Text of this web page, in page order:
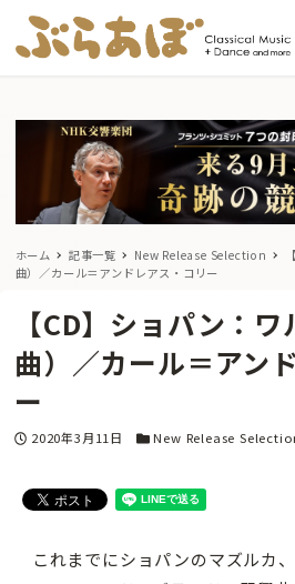
ホーム 記事一覧 New Release Selection
曲）／カール＝アンドレアス・コリー
【CD】ショパン：
曲）／カール＝アン
ー
投稿日
2020年3月11日 カテゴリー
New Release
これまでにショパンのマズルカ